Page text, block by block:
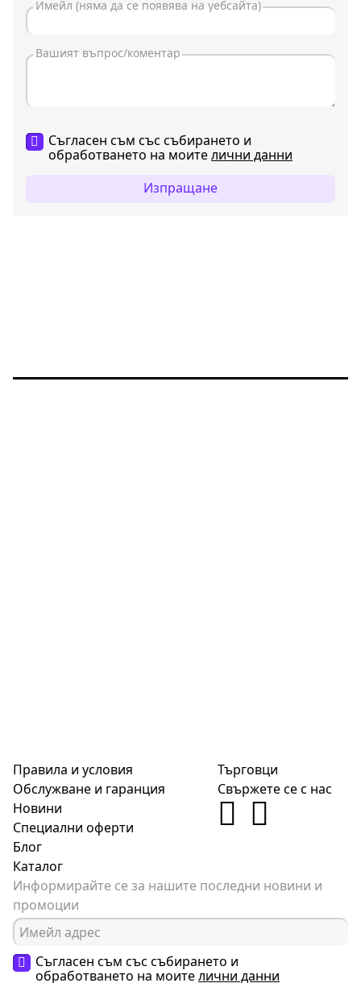
Съгласен съм със събирането и
обработването на моителични данни
Изпращане
Правила и условия
Обслужване и гаранция
Новини
Специални оферти
Блог
Каталог
Търговци
Свържете се с нас
Информирайте се за нашите последни новини и
промоции
Съгласен съм със събирането и
обработването на моителични данни